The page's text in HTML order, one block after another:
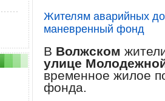
Жителям аварийных
маневренный фонд
В Волжском
улице
временное жилое
фонда.